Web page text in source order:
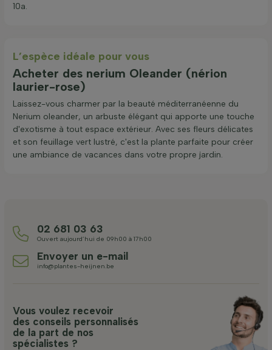
10a.
L’espèce idéale pour vous
Acheter des nerium Oleander (nérion
laurier-rose)
Laissez-vous charmer par la beauté méditerranéenne du
Nerium oleander, un arbuste élégant qui apporte une touche
d'exotisme à tout espace extérieur. Avec ses fleurs délicates
et son feuillage vert lustré, c'est la plante parfaite pour créer
une ambiance de vacances dans votre propre jardin.
02 681 03 63
Ouvert aujourd’hui de 09h00 à 17h00
Envoyer un e-mail
info@plantes-heijnen.be
Vous voulez recevoir
des conseils personnalisés
de la part de nos
spécialistes ?